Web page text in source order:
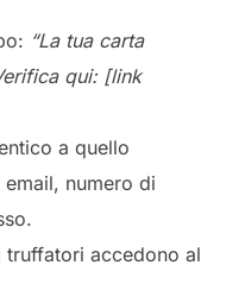
“La tua carta
qui: [link
a quello
numero di
accedono al